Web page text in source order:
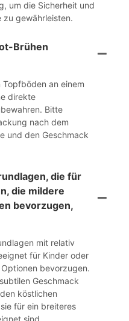
um die Sicherheit und
zu gewährleisten.
Brühen
an einem
direkte
Bitte
nach dem
und den Geschmack
die für
die mildere
bevorzugen,
mit relativ
für Kinder oder
bevorzugen.
Geschmack
köstlichen
für ein breiteres
sind.